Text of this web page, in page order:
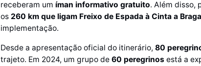
receberam um íman informativo gratuito. Além disso,
os 260 km que ligam Freixo de Espada à Cinta a Braga
implementação.
Desde a apresentação oficial do itinerário, 80
trajeto. Em 2024, um grupo de 60 peregrinosestá a